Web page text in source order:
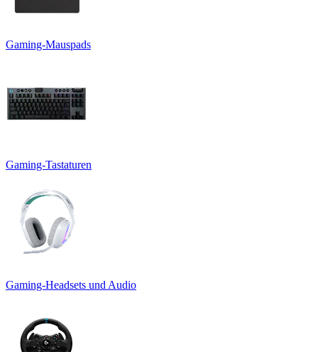
Gaming-Mauspads
Gaming-Tastaturen
Gaming-Headsets und Audio